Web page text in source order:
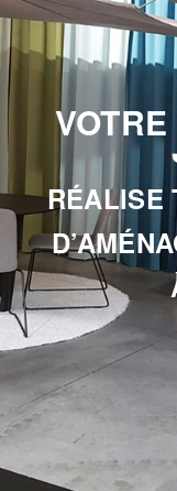
RÉALISE